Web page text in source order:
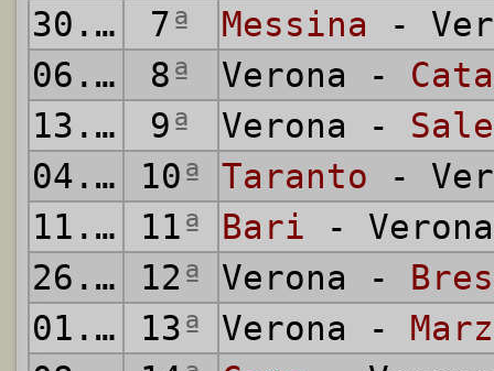
30.10.1955
7ª Messina -
06.11.1955
8ª Verona -
13.11.1955
9ª Verona -
04.12.1955
10ª Taranto -
11.12.1955
11ª Bari - Verona
26.12.1955
12ª Verona -
01.01.1956
13ª Verona -